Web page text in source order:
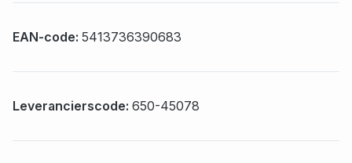
EAN-code: 5413736390683
Leverancierscode: 650-45078